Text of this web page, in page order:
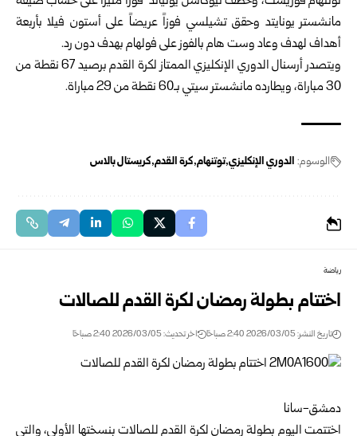
مانشستر يونايتد وحقق تشيلسي فوزاً عريضاً على أستون فيلا بأربعة
أهداف لهدف وعاد وست هام بالفوز على فولهام بهدف دون رد.
ويتصدر أرسنال الدوري الإنكليزي الممتاز لكرة القدم برصيد 67 نقطة من
30 مباراة، ويطارده مانشستر سيتي بـ60 نقطة من 29 مباراة.
الوسوم: الدوري الإنكليزي توتنهام كرة القدم كريستال بالاس
رياضة
اختتام بطولة رمضان لكرة القدم للصالات
تاريخ النشر: 2026/03/05 2:40 صباحًا اخر تحديث: 2026/03/05 2:40 صباحًا
دمشق-سانا
اختتمت اليوم بطولة رمضان لكرة القدم للصالات بنسختها الأولى، والتي